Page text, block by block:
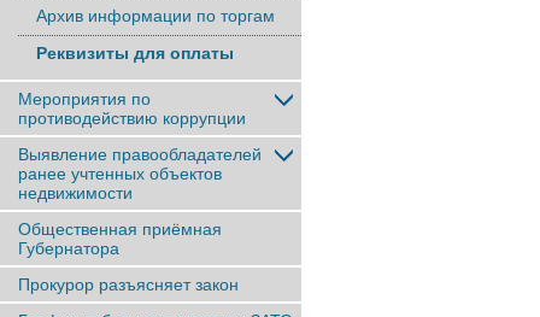
Архив информации по торгам
Реквизиты для оплаты
Мероприятия по
противодействию коррупции
Выявление правообладателей
ранее учтенныx объектов
недвижимости
Общественная приёмная
Губернатора
Прокурор разъясняет закон